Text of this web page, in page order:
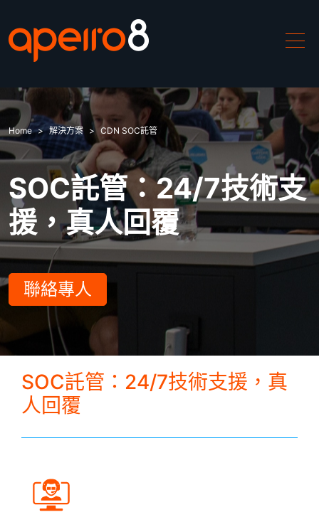
產品介紹
ApeiroCDN
解決方案
中國加速
SOC託管
全球加速
Home 解決方案 CDN SOC託管
SOC託管：24/7技術支
援，真人回覆
聯絡專人
SOC託管：24/7技術支援，真
人回覆